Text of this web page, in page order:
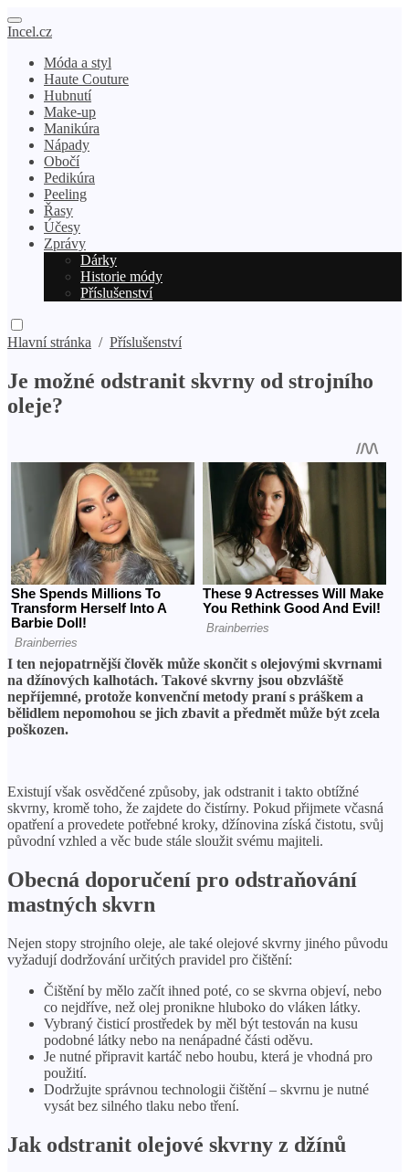
Incel.cz
Móda a styl
Haute Couture
Hubnutí
Make-up
Manikúra
Nápady
Obočí
Pedikúra
Peeling
Řasy
Účesy
Zprávy
Dárky
Historie módy
Příslušenství
Hlavní stránka / Příslušenství
Je možné odstranit skvrny od strojního
oleje?
I ten nejopatrnější člověk může skončit s olejovými skvrnami
na džínových kalhotách. Takové skvrny jsou obzvláště
nepříjemné, protože konvenční metody praní s práškem a
bělidlem nepomohou se jich zbavit a předmět může být zcela
poškozen.
Existují však osvědčené způsoby, jak odstranit i takto obtížné
skvrny, kromě toho, že zajdete do čistírny. Pokud přijmete včasná
opatření a provedete potřebné kroky, džínovina získá čistotu, svůj
původní vzhled a věc bude stále sloužit svému majiteli.
Obecná doporučení pro odstraňování
mastných skvrn
Nejen stopy strojního oleje, ale také olejové skvrny jiného původu
vyžadují dodržování určitých pravidel pro čištění:
Čištění by mělo začít ihned poté, co se skvrna objeví, nebo
co nejdříve, než olej pronikne hluboko do vláken látky.
Vybraný čisticí prostředek by měl být testován na kusu
podobné látky nebo na nenápadné části oděvu.
Je nutné připravit kartáč nebo houbu, která je vhodná pro
použití.
Dodržujte správnou technologii čištění – skvrnu je nutné
vysát bez silného tlaku nebo tření.
Jak odstranit olejové skvrny z džínů